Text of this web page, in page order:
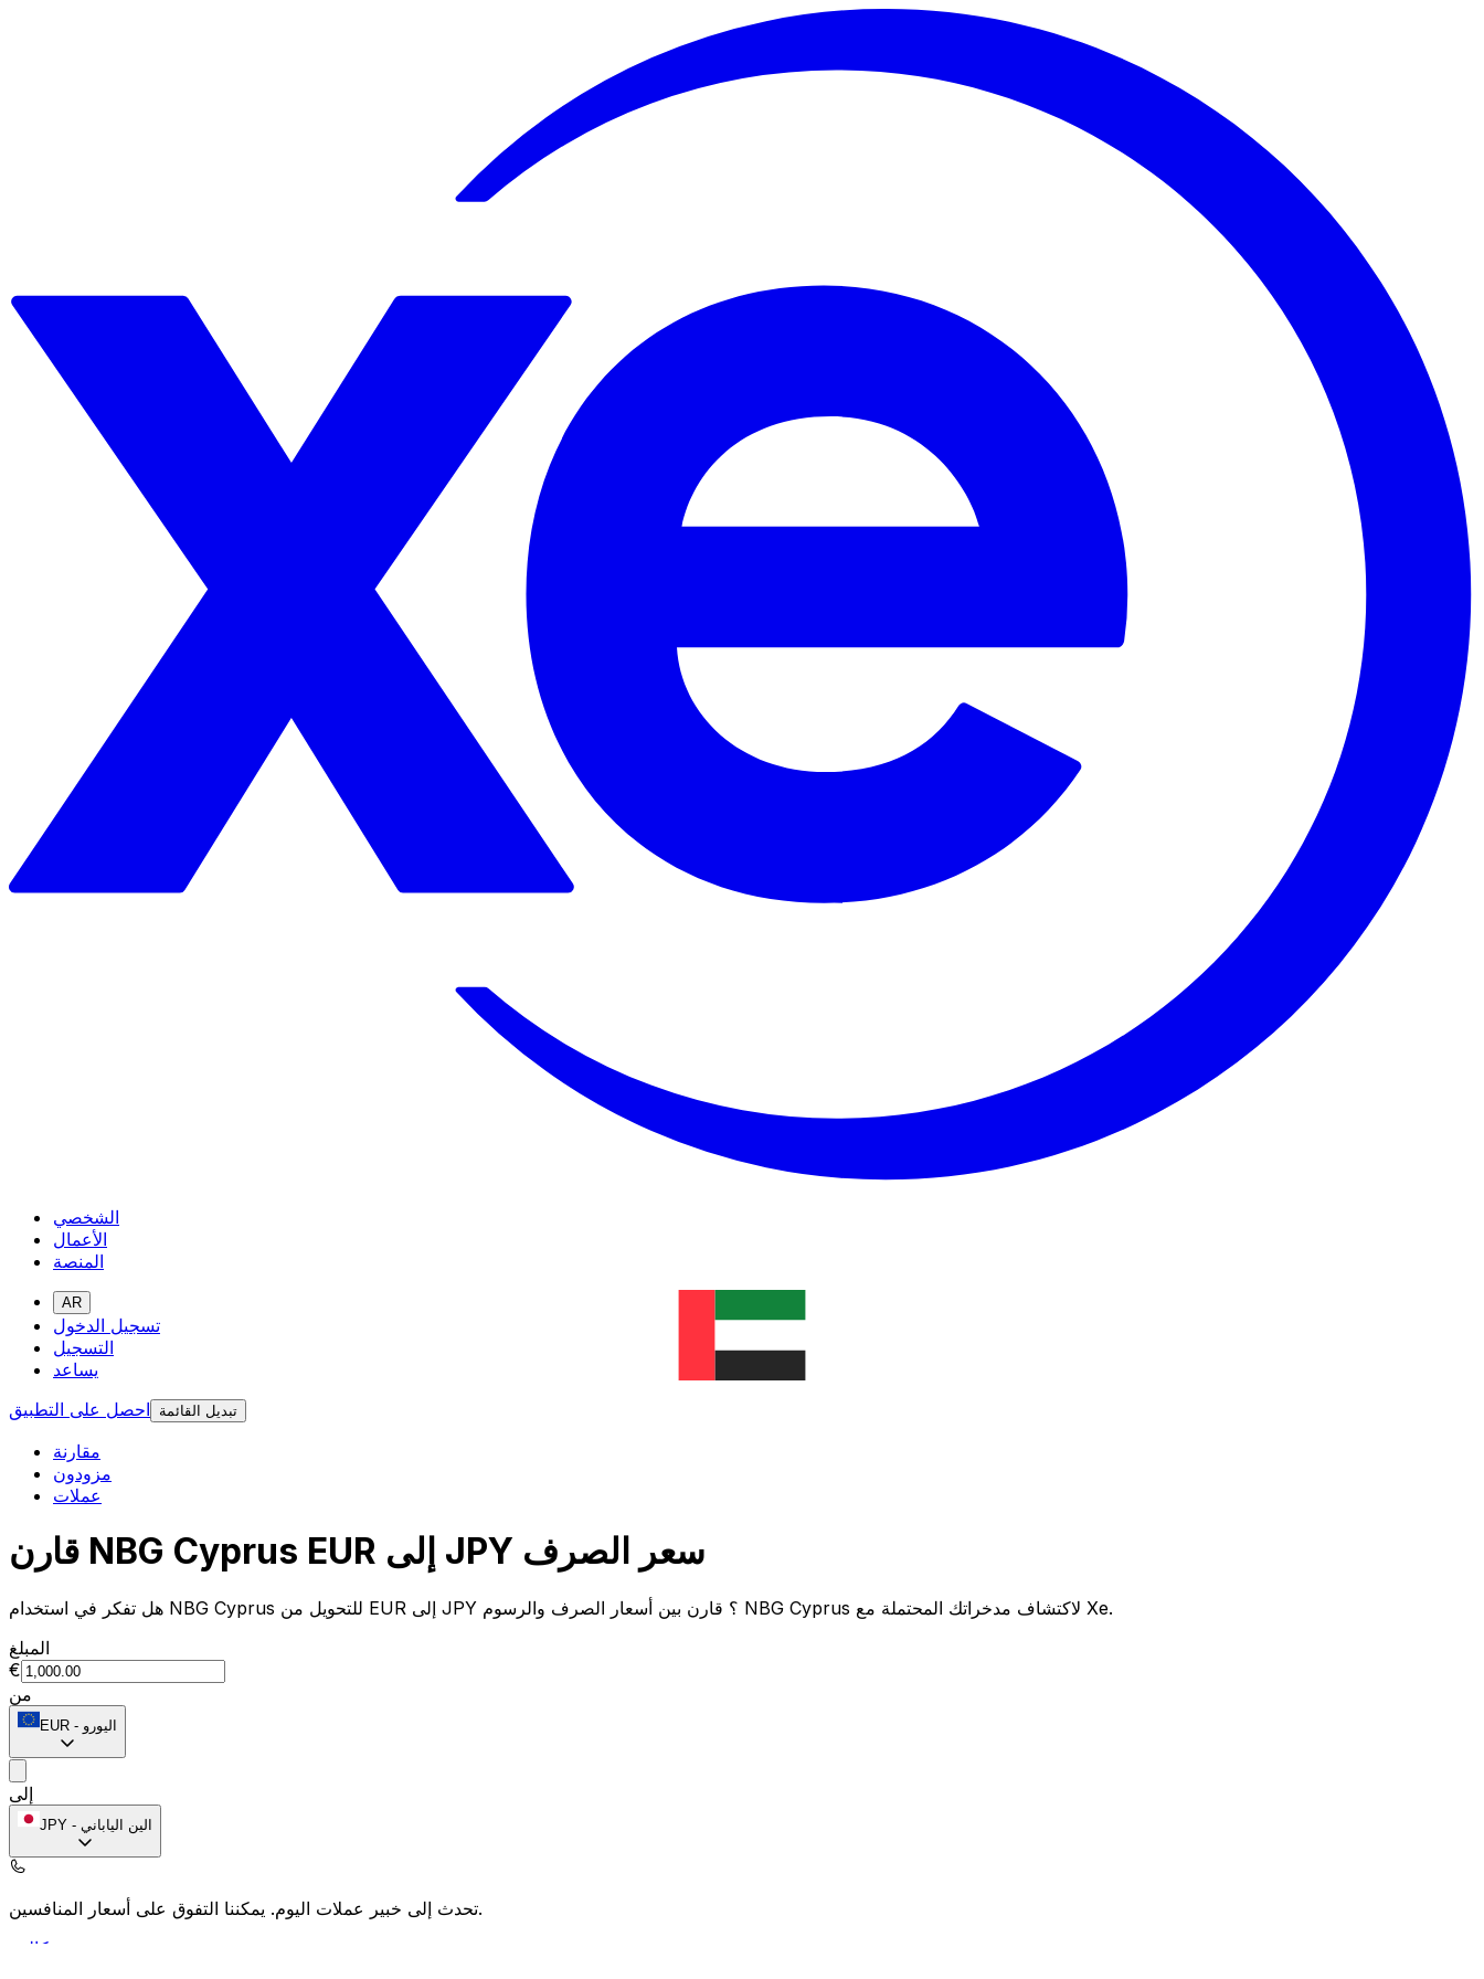
الشخصي
الأعمال
المنصة
AR
تسجيل الدخول
التسجيل
يساعد
احصل على التطبيق
تبديل القائمة
مقارنة
مزودون
عملات
قارن NBG Cyprus EUR إلى JPY سعر الصرف
هل تفكر في استخدام NBG Cyprus للتحويل من EUR إلى JPY ؟ قارن بين أسعار الصرف والرسوم NBG Cyprus لاكتشاف مدخراتك المحتملة مع Xe.
المبلغ
€
من
EUR - اليورو
إلى
JPY - الين الياباني
تحدث إلى خبير عملات اليوم.يمكننا التفوق على أسعار المنافسين.
حدد موعد مكالمة